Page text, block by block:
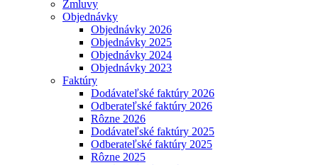
Zmluvy
Objednávky
Objednávky 2026
Objednávky 2025
Objednávky 2024
Objednávky 2023
Faktúry
Dodávateľské faktúry 2026
Odberateľské faktúry 2026
Rôzne 2026
Dodávateľské faktúry 2025
Odberateľské faktúry 2025
Rôzne 2025